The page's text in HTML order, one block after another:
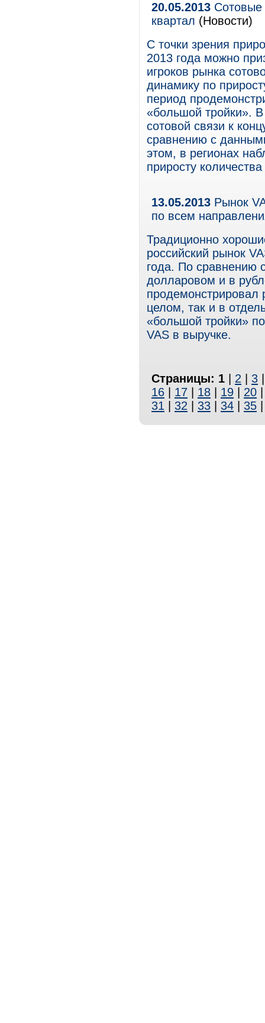
20.05.2013 Сотовые
квартал (Новости)
С точки зрения
2013 года можно
игроков рынка
динамику по
период
«большой тройки».
сотовой связи к
сравнению с
этом, в регионах
приросту
13.05.2013 Рынок
по всем
Традиционно
российский рынок
года. По сравнению
долларовом и в
продемонстрировал
целом, так и в
«большой тройки»
VAS в выручке.
Страницы: 1 2 3
16
17 18 19 20
31
32 33 34 35